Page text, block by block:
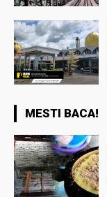
MESTI BACA!